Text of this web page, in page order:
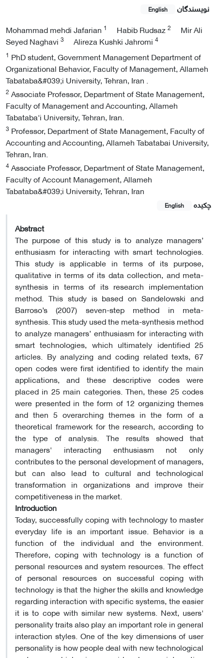
نویسندگان English
Mohammad mehdi Jafarian 1 Habib Rudsaz2
Mir Ali
Seyed Naghavi 3 Alireza Kushki Jahromi 4
1 PhD student, Government Management Department of
Organizational Behavior, Faculty of Management, Allameh
Tabataba&#039;i University, Tehran, Iran .
2 Associate Professor, Department of State Management,
Faculty of Management and Accounting, Allameh
Tabataba'i University, Tehran, Iran.
3 Professor, Department of State Management, Faculty of
Accounting and Accounting, Allameh Tabatabai University,
Tehran, Iran.
4Associate Professor, Department of State Management,
Faculty of Account Management, Allameh
Tabataba&#039;i University, Tehran, Iran
چکیده
English
Abstract
The purpose of this study is to analyze managers’
enthusiasm for interacting with smart technologies.
This study is applicable in terms of its purpose,
qualitative in terms of its data collection, and meta-
synthesis in terms of its research implementation
method. This study is based on Sandelowski and
Barroso’s (2007) seven-step method in meta-
synthesis. This study used the meta-synthesis method
to analyze managers’ enthusiasm for interacting with
smart technologies, which ultimately identified 25
articles. By analyzing and coding related texts, 67
open codes were first identified to identify the main
applications, and these descriptive codes were
placed in 25 main categories. Then, these 25 codes
were presented in the form of 12 organizing themes
and then 5 overarching themes in the form of a
theoretical framework for the research, according to
the type of analysis. The results showed that
managers' interacting enthusiasm not only
contributes to the personal development of managers,
but can also lead to cultural and technological
transformation in organizations and improve their
competitiveness in the market.
Introduction
Today, successfully coping with technology to master
everyday life is an important issue. Behavior is a
function of the individual and the environment.
Therefore, coping with technology is a function of
personal resources and system resources. The effect
of personal resources on successful coping with
technology is that the higher the skills and knowledge
regarding interaction with specific systems, the easier
it is to cope with similar new systems. Next, users'
personality traits also play an important role in general
interaction styles. One of the key dimensions of user
personality is how people deal with new technological